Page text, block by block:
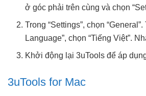
ở góc phải trên cùng và chọn
Trong “Settings”, chọn
Language”, chọn “Tiếng Việt”.
Khởi động lại 3uTools để áp
3uTools for Mac